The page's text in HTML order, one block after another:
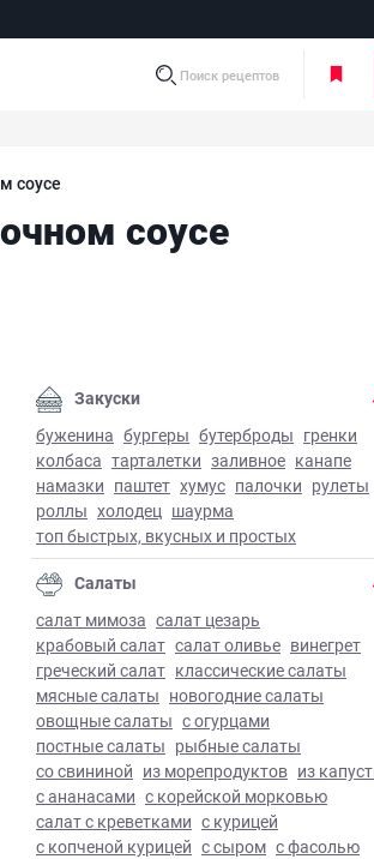
Поиск рецептов
соусе
соусе
с креветками в чесночно-
Закуски
буженина бургеры бутерброды гренки
колбаса тарталетки заливное канапе
намазки паштет хумус палочки рулеты
роллы холодец шаурма
топ быстрых, вкусных и простых
Салаты
салат мимоза салат цезарь
крабовый салат салат оливье винегрет
греческий салат классические салаты
мясные салаты новогодние салаты
овощные салаты с огурцами
постные салаты рыбные салаты
со свининой из морепродуктов из
с ананасами с корейской морковью
салат с креветками с курицей
с копченой курицей с сыром с фасолью